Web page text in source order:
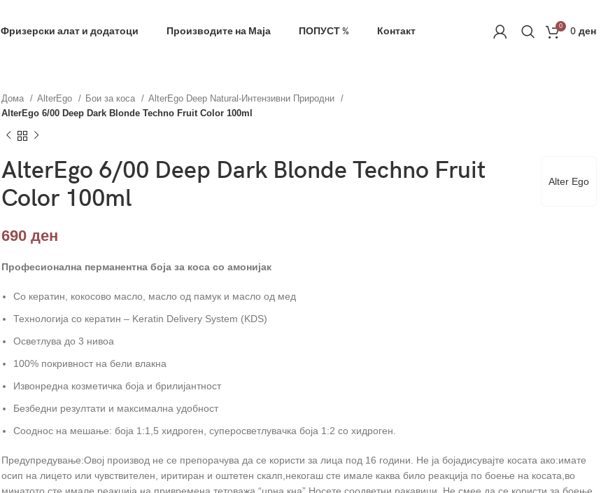
Фризерски алат и додатоци Производите на Маја ПОПУСТ % Контакт 0 0 ден
Дома AlterEgo Бои за коса
AlterEgo Deep Natural-Интензивни Природни
AlterEgo 6/00 Deep Dark Blonde Techno Fruit Color 100ml
Alter Ego
AlterEgo 6/00 Deep Dark Blonde Techno Fruit
Color 100ml
690 ден
Професионална перманентна боја за коса со амонијак
Со кератин, кокосово масло, масло од памук и масло од мед
Технологија со кератин – Keratin Delivery System (KDS)
Осветлува до 3 нивоа
100% покривност на бели влакна
Извонредна козметичка боја и брилијантност
Безбедни резултати и максимална удобност
Сооднос на мешање: боја 1:1,5 хидроген, суперосветлувачка боја 1:2 со хидроген.
Предупредување:Овој производ не се препорачува да се користи за лица под 16 години. Не ја бојадисувајте косата ако:имате
осип на лицето или чувствителен, иритиран и оштетен скалп,некогаш сте имале каква било реакција по боење на косата,во
минатото сте имале реакција на привремена тетоважа “црна кна”.Носете соодветни ракавици. Не смее да се користи за боење